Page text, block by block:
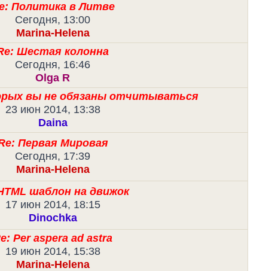
Политика в Литве
Сегодня, 13:00
Marina-Helena
Шестая колонна
Сегодня, 16:46
Olga R
вы не обязаны отчитываться
23 июн 2014, 13:38
Daina
Первая Мировая
Сегодня, 17:39
Marina-Helena
шаблон на движок
17 июн 2014, 18:15
Dinochka
Per aspera ad astra
19 июн 2014, 15:38
Marina-Helena